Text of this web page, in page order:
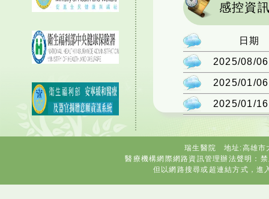
感控資
日期
2025/08/06
2025/01/06
2025/01/16
瑞生醫院 地址:高雄
醫療機構網際網路資訊管理辦法聲明：
但以網路搜尋或超連結方式，進